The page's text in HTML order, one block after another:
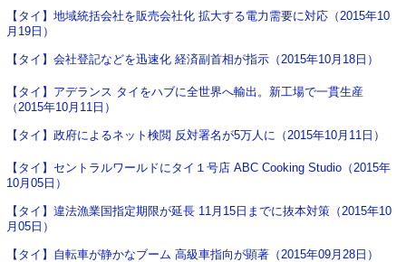
【タイ】地域統括会社を販売会社化 拡大する電力需要に対応（2015年10
月19日）
【タイ】会社登記などを迅速化 経済副首相が指示（2015年10月18日）
【タイ】アデランス タイをハブに全世界へ輸出。新工場で一貫生産
（2015年10月11日）
【タイ】政府によるネット検閲 反対署名が5万人に（2015年10月11日）
【タイ】セントラルワールドにタイ１号店 ABC Cooking Studio（2015年
10月05日）
【タイ】違法漁業国指定期限が延長 11月15日までに抜本対策（2015年10
月05日）
【タイ】自転車が静かなブーム 高級車指向が顕著（2015年09月28日）